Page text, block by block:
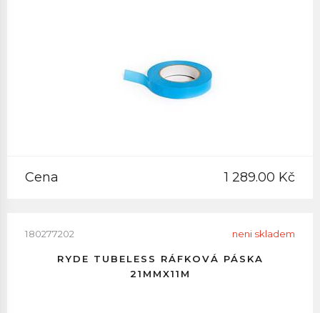
Cena 1 289.00 Kč
180277202 neni skladem
RYDE TUBELESS RÁFKOVÁ PÁSKA
21MMX11M